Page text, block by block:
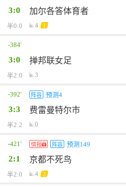
3:0 加尔各答体育者
半0:0 4 1
-384'
3:0 掸邦联女足
半2:0 3
-392' 阵容 预测4
3:3 费雷曼特尔市
半2:2 0
-421' 情报 阵容 预测149
2:1 京都不死鸟
半2:0 4 2